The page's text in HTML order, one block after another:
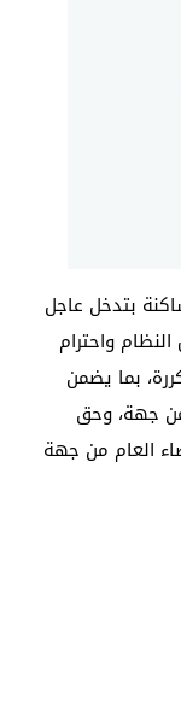
بتدخل عاجل
واحترام
بما يضمن
من جهة، وحق
العام من جهة